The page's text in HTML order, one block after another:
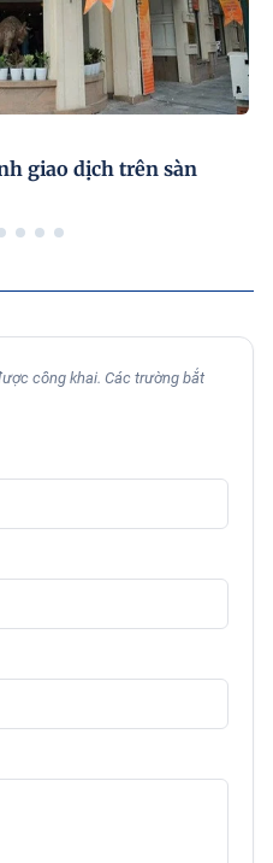
giao dịch trên sàn
công khai. Các trường bắt